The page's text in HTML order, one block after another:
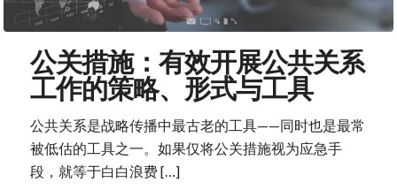
公关措施：有效开展公共关系
工作的策略、形式与工具
公共关系是战略传播中最古老的工具——同时也是最常
被低估的工具之一。如果仅将公关措施视为应急手
段，就等于白白浪费 […]